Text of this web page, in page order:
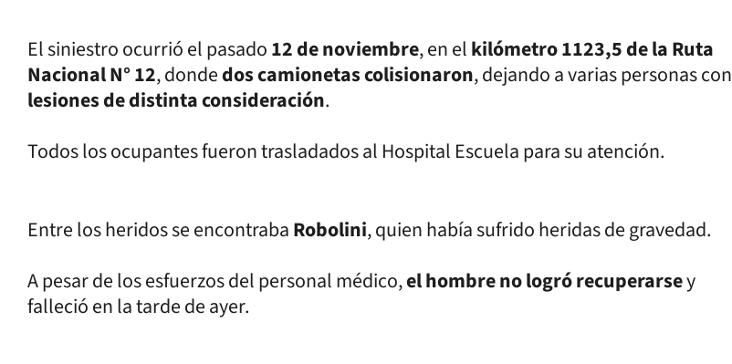
El siniestro ocurrió el pasado12 de noviembre, en elkilómetro 1123,5 de la Ruta
Nacional N° 12, dondedos camionetas colisionaron, dejando a varias personas con
lesiones de distinta consideración.
Todos los ocupantes fueron trasladados al Hospital Escuela para su atención.
Entre los heridos se encontrabaRobolini, quien había sufrido heridas de gravedad.
A pesar de los esfuerzos del personal médico,el hombre no logró recuperarsey
falleció en la tarde de ayer.